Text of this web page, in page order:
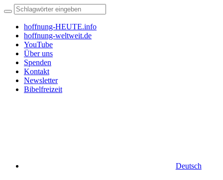
hoffnung-HEUTE.info
hoffnung-weltweit.de
YouTube
Über uns
Spenden
Kontakt
Newsletter
Bibelfreizeit
Deutsch